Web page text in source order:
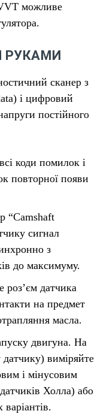
можливе
РУКАМИ
сканер з
і цифровий
постійного
коди помилок і
повторної появи
“Camshaft
сигнал
з
до максимуму.
роз’єм датчика
на предмет
масла.
двигуна. На
виміряйте
і мінусовим
Холла) або